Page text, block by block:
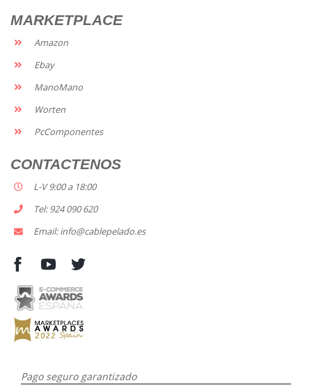
MARKETPLACE
Amazon
Ebay
ManoMano
Worten
PcComponentes
CONTACTENOS
L-V 9:00 a 18:00
Tel: 924 090 620
Email: info@cablepelado.es
Pago seguro garantizado